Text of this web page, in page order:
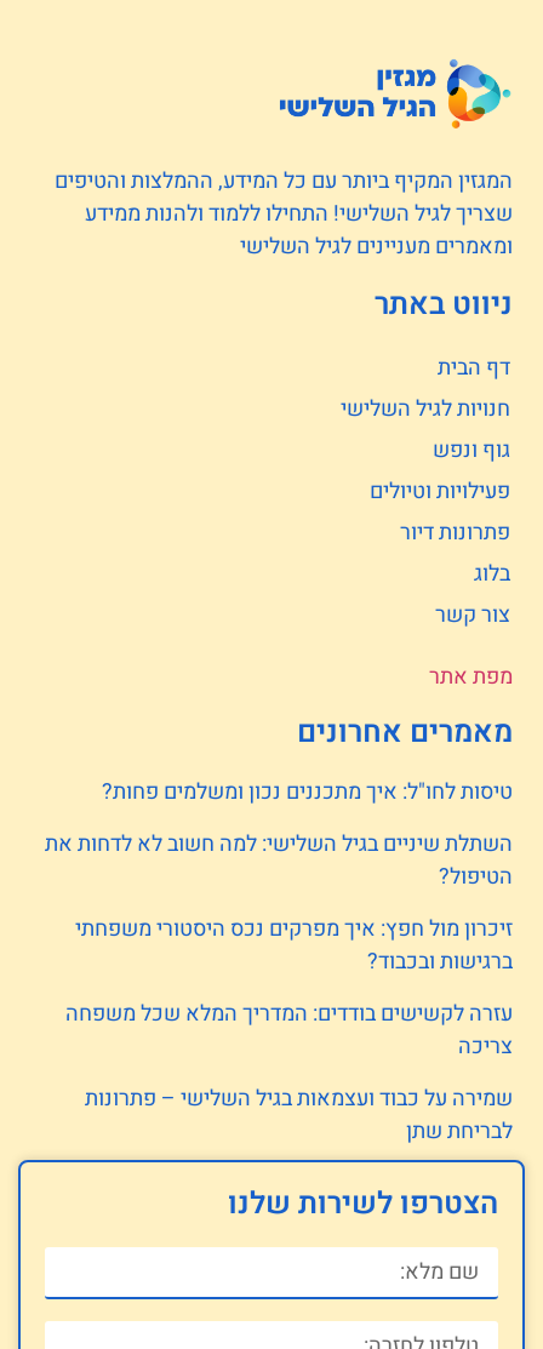
המגזין המקיף ביותר עם כל המידע, ההמלצות והטיפים
שצריך לגיל השלישי! התחילו ללמוד ולהנות ממידע
ומאמרים מעניינים לגיל השלישי
ניווט באתר
דף הבית
חנויות לגיל השלישי
גוף ונפש
פעילויות וטיולים
פתרונות דיור
בלוג
צור קשר
מפת אתר
מאמרים אחרונים
טיסות לחו"ל: איך מתכננים נכון ומשלמים פחות?
השתלת שיניים בגיל השלישי: למה חשוב לא לדחות את
הטיפול?
זיכרון מול חפץ: איך מפרקים נכס היסטורי משפחתי
ברגישות ובכבוד?
עזרה לקשישים בודדים: המדריך המלא שכל משפחה
צריכה
שמירה על כבוד ועצמאות בגיל השלישי – פתרונות
לבריחת שתן
הצטרפו לשירות שלנו